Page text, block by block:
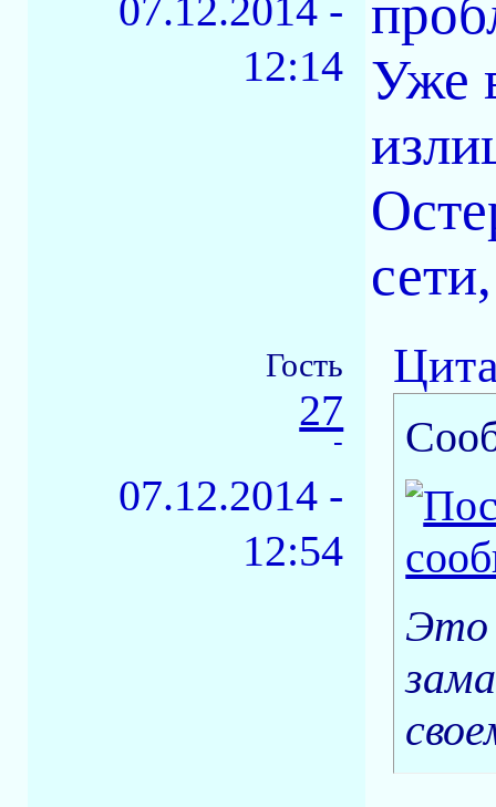
07.12.2014 -
12:14 Уже
Гость
27
-
07.12.2014 -
12:54
Это